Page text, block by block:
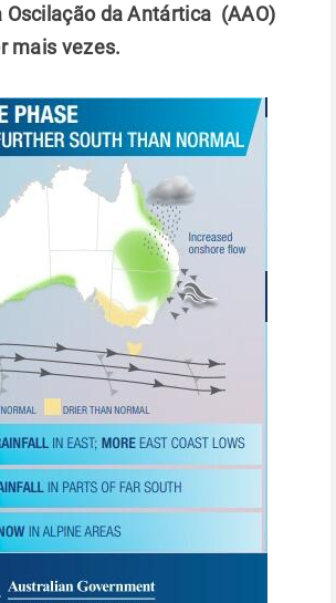
Oscilação da Antártica (AAO)
mais vezes.